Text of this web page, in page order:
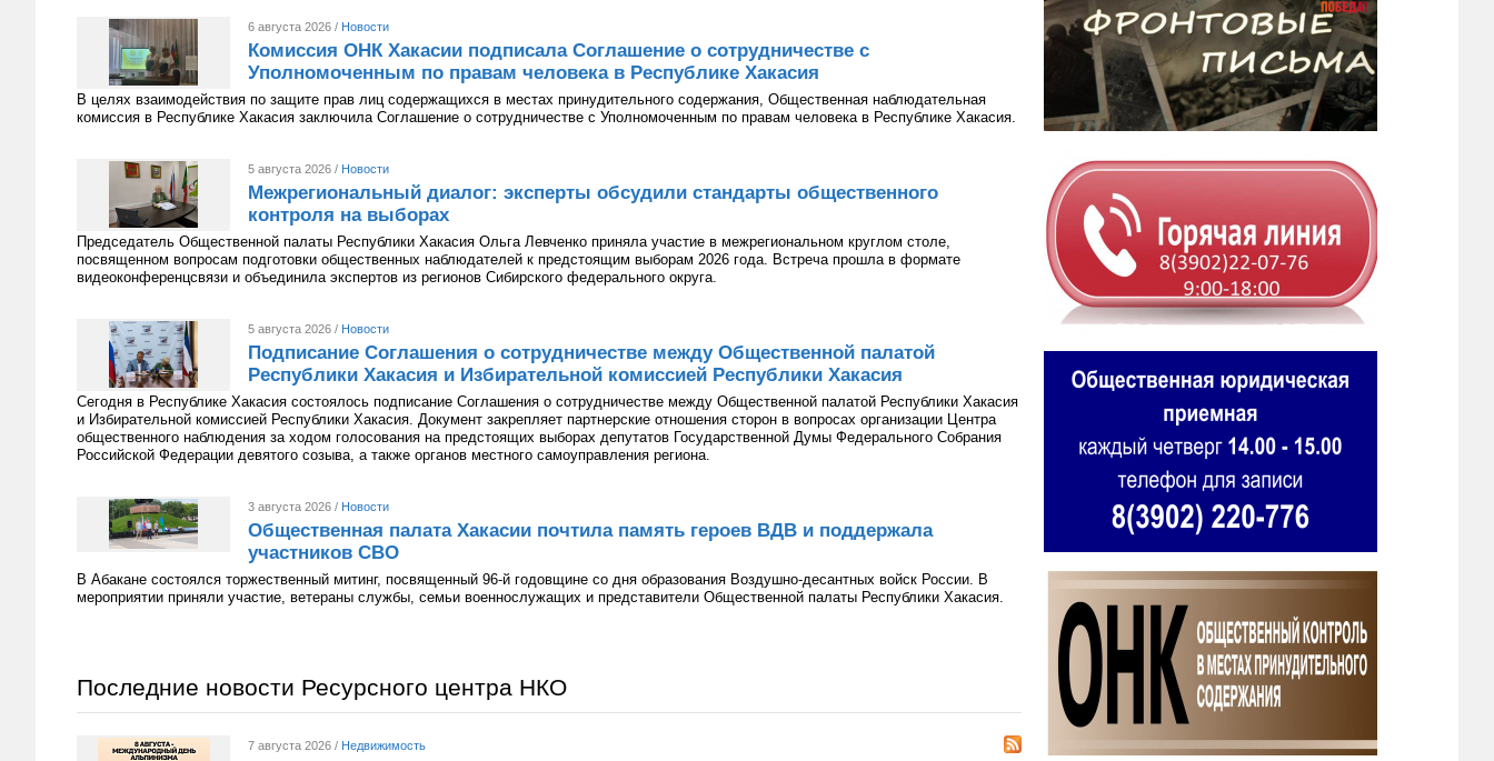
6 августа 2026 / Новости
Комиссия ОНК Хакасии подписала Соглашение о сотрудничестве с
Уполномоченным по правам человека в Республике Хакасия
В целях взаимодействия по защите прав лиц содержащихся в местах принудительного содержания, Общественная наблюдательная
комиссия в Республике Хакасия заключила Соглашение о сотрудничестве с Уполномоченным по правам человека в Республике Хакасия.
5 августа 2026 / Новости
Межрегиональный диалог: эксперты обсудили стандарты общественного
контроля на выборах
Председатель Общественной палаты Республики Хакасия Ольга Левченко приняла участие в межрегиональном круглом столе,
посвященном вопросам подготовки общественных наблюдателей к предстоящим выборам 2026 года. Встреча прошла в формате
видеоконференцсвязи и объединила экспертов из регионов Сибирского федерального округа.
5 августа 2026 / Новости
Подписание Соглашения о сотрудничестве между Общественной палатой
Республики Хакасия и Избирательной комиссией Республики Хакасия
Сегодня в Республике Хакасия состоялось подписание Соглашения о сотрудничестве между Общественной палатой Республики Хакасия
и Избирательной комиссией Республики Хакасия. Документ закрепляет партнерские отношения сторон в вопросах организации Центра
общественного наблюдения за ходом голосования на предстоящих выборах депутатов Государственной Думы Федерального Собрания
Российской Федерации девятого созыва, а также органов местного самоуправления региона.
3 августа 2026 / Новости
Общественная палата Хакасии почтила память героев ВДВ и поддержала
участников СВО
В Абакане состоялся торжественный митинг, посвященный 96-й годовщине со дня образования Воздушно-десантных войск России. В
мероприятии приняли участие, ветераны службы, семьи военнослужащих и представители Общественной палаты Республики Хакасия.
Последние новости Ресурсного центра НКО
7 августа 2026 / Недвижимость